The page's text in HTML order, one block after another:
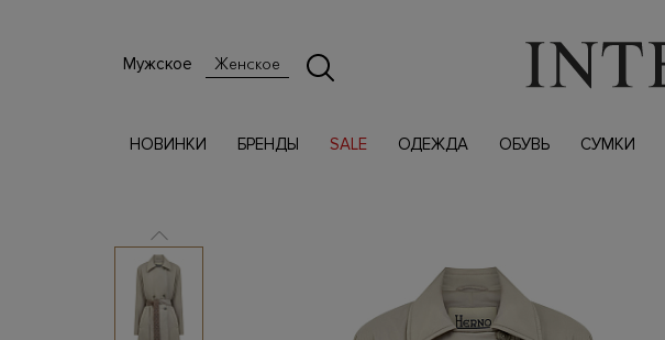
Мужское Женское
НОВИНКИ БРЕНДЫ SALE ОДЕЖДА ОБУВЬ СУМКИ